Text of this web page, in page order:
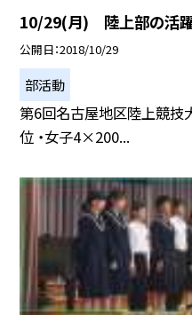
10/29(月) 陸上部の活
公開日 2018/10/29
部活動
第6回名古屋地区陸上競技
位 ・女子4×200...